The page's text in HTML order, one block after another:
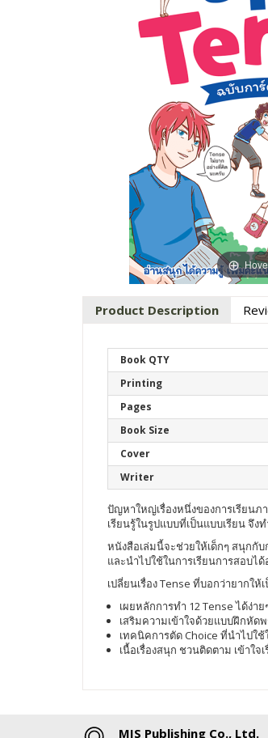
Product Description
Book QTY
Printing
Pages
Book Size
Cover
Writer
ปัญหาใหญ่เรื่องหนึ่งของการเรียนภ
เรียนรู้ในรูปแบบที่เป็นแบบเรียน จึง
หนังสือเล่มนี้จะช่วยให้เด็กๆ สนุกกั
และนำไปใช้ในการเรียนการสอบไ
เปลี่ยนเรื่อง Tense ที่บอกว่ายากให้
เผยหลักการทำ 12 Tense ได้ง่าย
เสริมความเข้าใจด้วยแบบฝึกหัด
เทคนิคการตัด Choice ที่นำไปใ
เนื้อเรื่องสนุก ชวนติดตาม เข้าใจ
MIS Publishing Co., Ltd.